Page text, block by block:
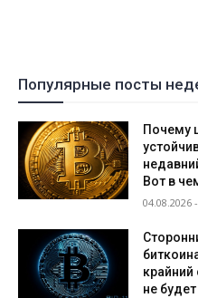
Популярные посты
Почему
Вот в
04.08.2026
не